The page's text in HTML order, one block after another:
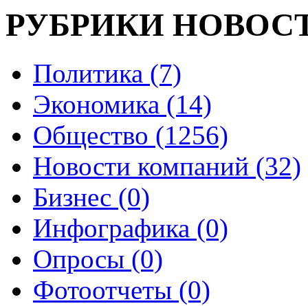
РУБРИКИ
Политика (7)
Экономика (14)
Общество (1256)
Новости компаний (32)
Бизнес (0)
Инфографика (0)
Опросы (0)
Фотоотчеты (0)